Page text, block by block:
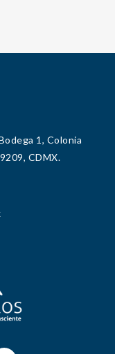
1, Colonia
CDMX.